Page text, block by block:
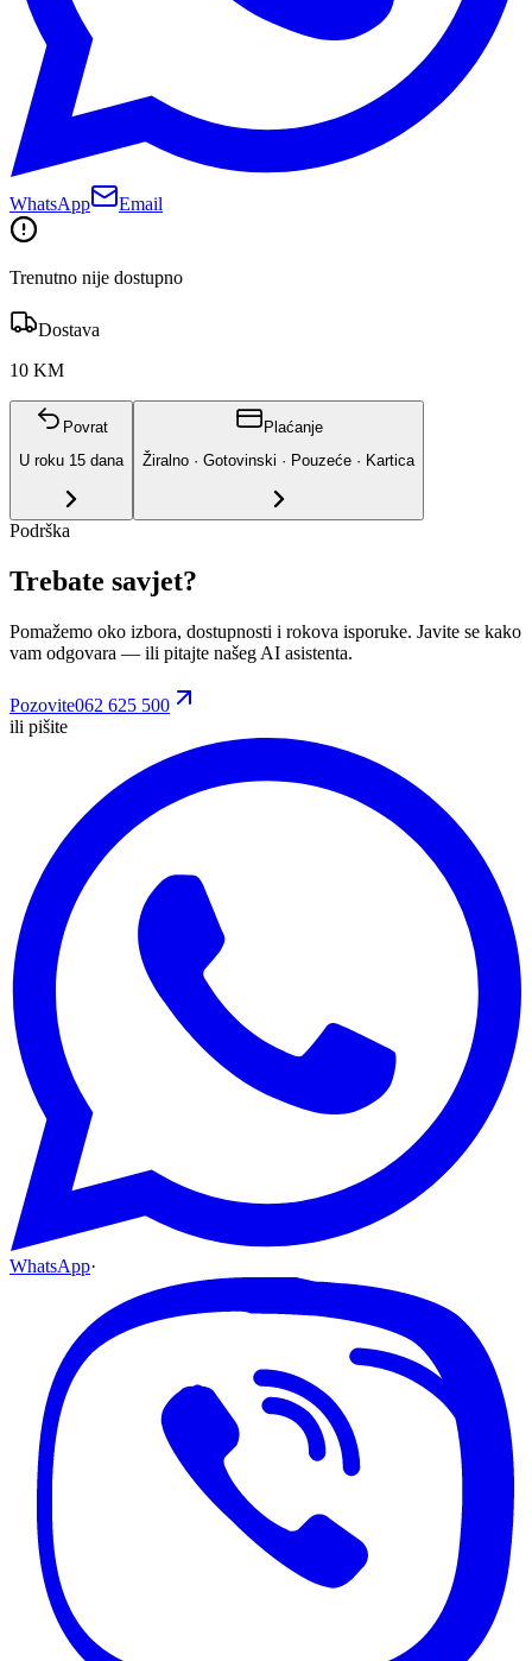
WhatsApp Email
Trenutno nije dostupno
Dostava
10 KM
Povrat
U roku 15 dana
Plaćanje
Žiralno · Gotovinski · Pouzeće · Kartica
Podrška
Trebate savjet?
Pomažemo oko izbora, dostupnosti i rokova isporuke. Javite se kako
vam odgovara — ili pitajte našeg AI asistenta.
Pozovite062 625 500
ili pišite
WhatsApp·